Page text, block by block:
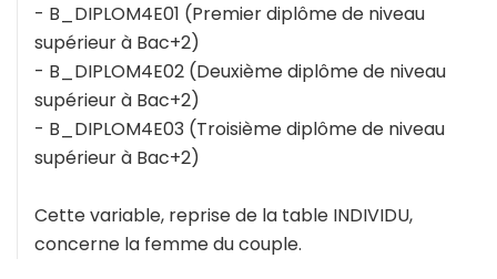
- B_DIPLOM4E01 (Premier diplôme de niveau
supérieur à Bac+2)
- B_DIPLOM4E02 (Deuxième diplôme de niveau
supérieur à Bac+2)
- B_DIPLOM4E03 (Troisième diplôme de niveau
supérieur à Bac+2)
Cette variable, reprise de la table INDIVIDU,
concerne la femme du couple.